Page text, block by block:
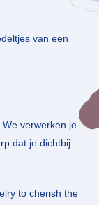
van een
verwerken je
dat je dichtbij
to cherish the